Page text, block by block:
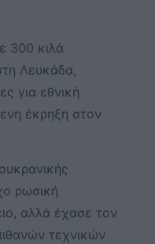
300 κιλά
Λευκάδα,
για εθνική
έκρηξη στον
ρωσική
αλλά έχασε τον
τεχνικών